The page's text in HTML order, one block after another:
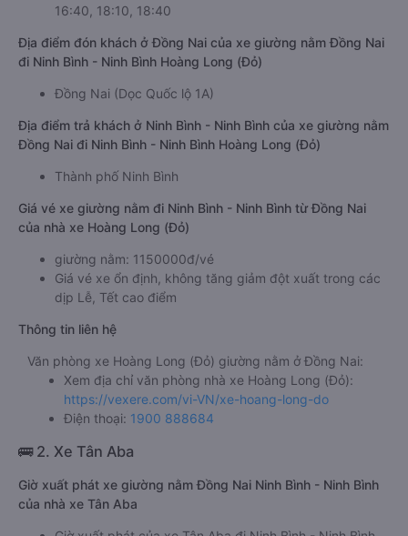
16:40, 18:10, 18:40
Địa điểm đón khách ở Đồng Nai của xe giường nằm Đồng Nai
đi Ninh Bình - Ninh Bình Hoàng Long (Đỏ)
Đồng Nai (Dọc Quốc lộ 1A)
Địa điểm trả khách ở Ninh Bình - Ninh Bình của xe giường nằm
Đồng Nai đi Ninh Bình - Ninh Bình Hoàng Long (Đỏ)
Thành phố Ninh Bình
Giá vé xe giường nằm đi Ninh Bình - Ninh Bình từ Đồng Nai
của nhà xe Hoàng Long (Đỏ)
giường nằm: 1150000đ/vé
Giá vé xe ổn định, không tăng giảm đột xuất trong các
dịp Lễ, Tết cao điểm
Thông tin liên hệ
Văn phòng xe Hoàng Long (Đỏ) giường nằm ở Đồng Nai:
Xem địa chỉ văn phòng nhà xe Hoàng Long (Đỏ):
https://vexere.com/vi-VN/xe-hoang-long-do
Điện thoại: 1900 888684
🚌 2. Xe Tân Aba
Giờ xuất phát xe giường nằm Đồng Nai Ninh Bình - Ninh Bình
của nhà xe Tân Aba